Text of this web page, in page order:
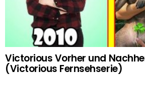
Victorious Vorher und
(Victorious Fernsehserie)